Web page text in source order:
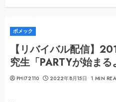
ボメック
【リバイバル配信】
究生「PARTYが始まる
PHI72110 2022年8月15日 1 MIN